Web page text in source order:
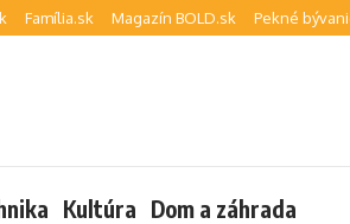
Família.sk Magazín BOLD.sk Pekné
Kultúra Dom a záhrada